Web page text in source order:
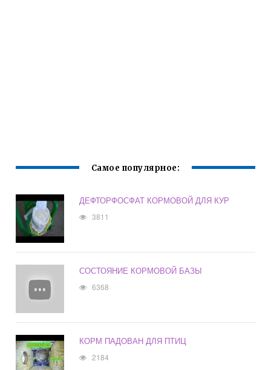
Самое популярное:
ДЕФТОРФОСФАТ КОРМОВОЙ ДЛЯ КУР
3811
СОСТОЯНИЕ КОРМОВОЙ БАЗЫ
6368
КОРМ ПАДОВАН ДЛЯ ПТИЦ
2184